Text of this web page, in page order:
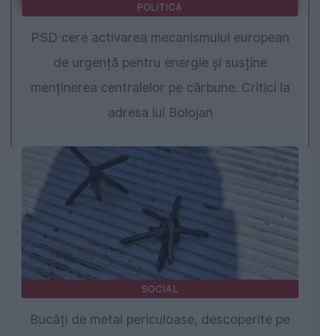
POLITICA
PSD cere activarea mecanismului european
de urgență pentru energie și susține
menținerea centralelor pe cărbune. Critici la
adresa lui Bolojan
SOCIAL
Bucăți de metal periculoase, descoperite pe